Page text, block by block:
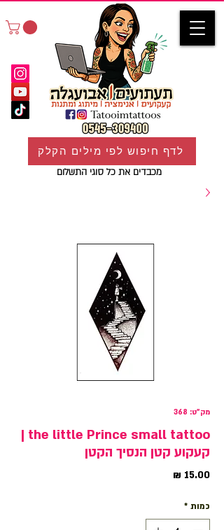
מכבדים את כל סוגי התשלום
לדף חיפוש לפי מילים הקלק
מק"ט: 368
the little Prince small tattoo |
קעקוע קטן הנסיך הקטן
כמות *